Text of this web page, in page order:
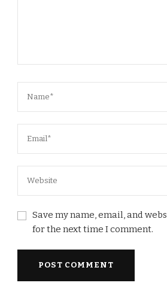
Save my name, email, and
for the next time I comment.